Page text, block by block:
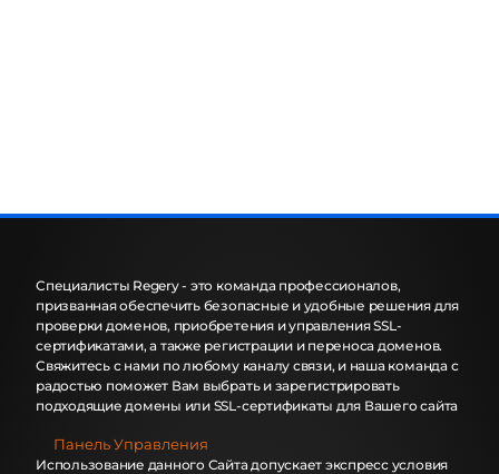
Специалисты Regery - это команда профессионалов,
призванная обеспечить безопасные и удобные решения для
проверки доменов, приобретения и управления SSL-
сертификатами, а также регистрации и переноса доменов.
Свяжитесь с нами по любому каналу связи, и наша команда с
радостью поможет Вам выбрать и зарегистрировать
подходящие домены или SSL-сертификаты для Вашего сайта
Панель Управления
Использование данного Сайта допускает экспресс условия